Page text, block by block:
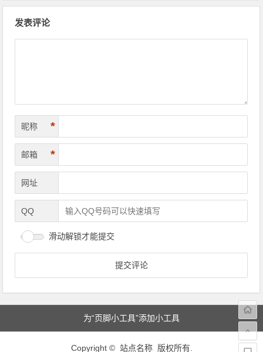
发表评论
昵称 *
邮箱 *
网址
QQ
滑动解锁才能提交
为“页脚小工具”添加小工具
Copyright © 站点名称 版权所有.